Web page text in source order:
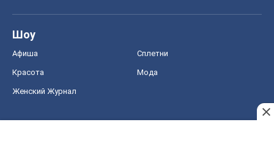
Шоу
Афиша Сплетни
Красота Мода
Женский Журнал